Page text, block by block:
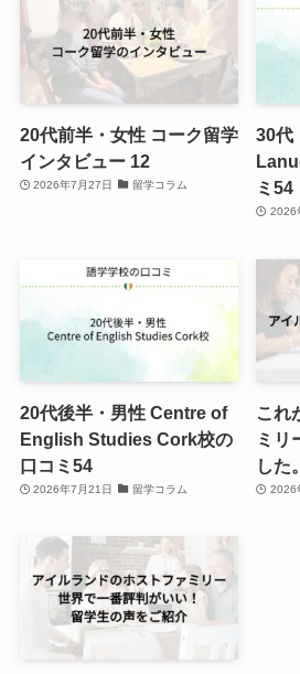
20代前半・女性 コーク留学
インタビュー 12
2026年7月27日 留学コラム
30代
ミ54
2026
20代後半・男性 Centre of
English Studies Cork校の
口コミ54
2026年7月21日 留学コラム
これ
ミリ
した。
2026